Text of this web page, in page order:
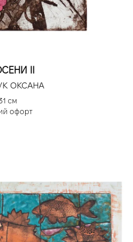
ІІ
ОКСАНА
см
офорт